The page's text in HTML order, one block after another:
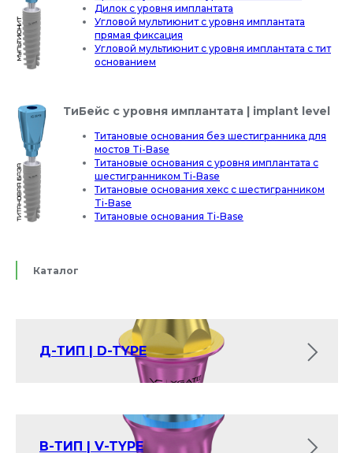
Дилок с уровня имплантата
Угловой мультиюнит с уровня имплантата
прямая фиксация
Угловой мультиюнит с уровня имплантата с тит
основанием
ТиБейс с уровня имплантата | implant level
Титановые основания без шестигранника для
мостов Ti-Base
Титановые основания с уровня имплантата с
шестигранником Ti-Base
Титановые основания хекс с шестигранником
Ti-Base
Титановые основания Ti-Base
Каталог
Д-ТИП | D-TYPE
В-ТИП | V-TYPE